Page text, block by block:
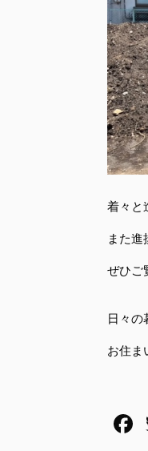
着々と
また
ぜひご
日々の
お住ま